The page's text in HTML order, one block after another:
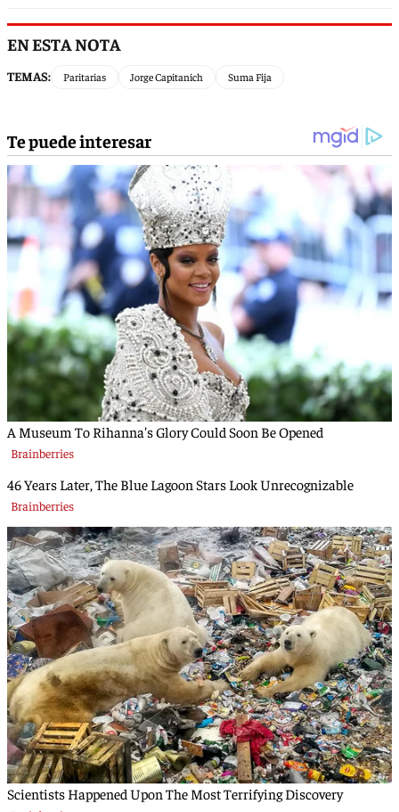
EN ESTA NOTA
TEMAS: Paritarias Jorge Capitanich Suma Fija